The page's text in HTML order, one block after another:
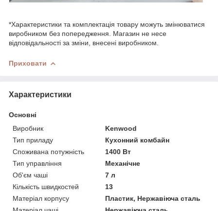
*Характеристики та комплектація товару можуть змінюватися
виробником без попередження. Магазин не несе
відповідальності за зміни, внесені виробником.
Приховати
Характеристики
Основні
Виробник
Kenwood
Тип приладу
Кухонний комбайн
Споживана потужність
1400 Вт
Тип управління
Механічне
Об'єм чаші
7 л
Кількість швидкостей
13
Матеріал корпусу
Пластик, Нержавіюча сталь